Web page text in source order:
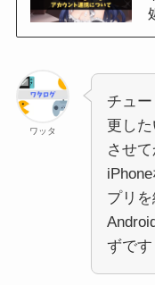
ワッタ
チュ
更し
させ
プリ
ずです